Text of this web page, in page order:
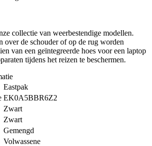
collectie van weerbestendige modellen.
over de schouder of op de rug worden
van een geïntegreerde hoes voor een laptop
tijdens het reizen te beschermen.
Eastpak
EK0A5BBR6Z2
Zwart
Zwart
Gemengd
Volwassene